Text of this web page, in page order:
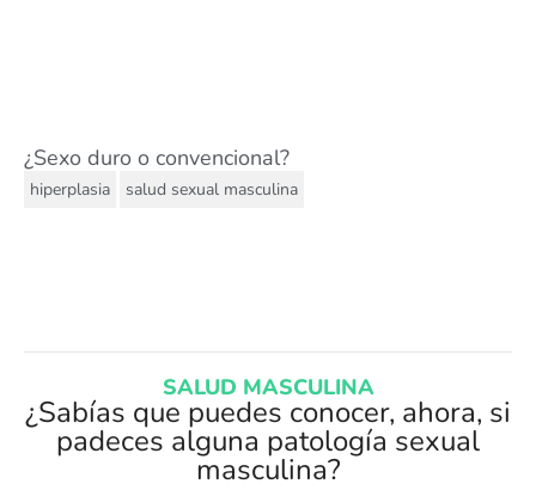
¿Sexo duro o convencional?
hiperplasia salud sexual masculina
SALUD MASCULINA
¿Sabías que puedes conocer, ahora, si
padeces alguna patología sexual
masculina?